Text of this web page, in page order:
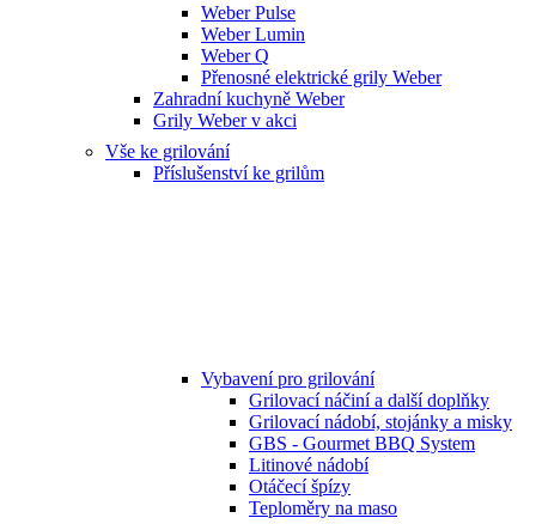
Weber Pulse
Weber Lumin
Weber Q
Přenosné elektrické grily Weber
Zahradní kuchyně Weber
Grily Weber v akci
Vše ke grilování
Příslušenství ke grilům
Vybavení pro grilování
Grilovací náčiní a další doplňky
Grilovací nádobí, stojánky a misky
GBS - Gourmet BBQ System
Litinové nádobí
Otáčecí špízy
Teploměry na maso